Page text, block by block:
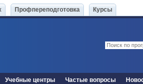
Профпереподготовка Курсы
Учебные центры Частые вопросы